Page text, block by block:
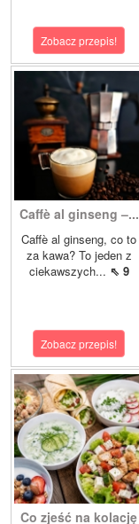
Zobacz przepis!
Caffè al ginseng –...
Caffè al ginseng, co to
za kawa? To jeden z
ciekawszych... ⇖ 9
Zobacz przepis!
Co zjeść na kolację